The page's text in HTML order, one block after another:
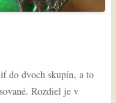
do dvoch skupín, a to
Rozdiel je v